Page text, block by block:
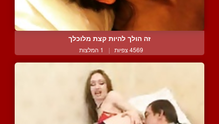
זה הולך להיות קצת מלוכלך
4569 צפיות | 1 המלצות